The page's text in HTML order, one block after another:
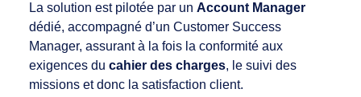
La solution est pilotée par un Account Manager
dédié, accompagné d’un Customer Success
Manager, assurant à la fois la conformité aux
exigences du cahier des charges, le suivi des
missions et donc la satisfaction client.